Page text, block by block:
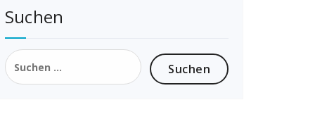
Suchen
Suchen
nach: